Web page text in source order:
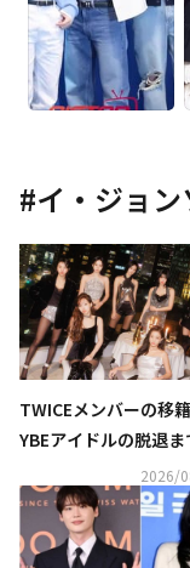
#イ・ジョン
TWICEメンバーの移
YBEアイドルの脱退
e 7月の記事ランキン
を発表
2026/